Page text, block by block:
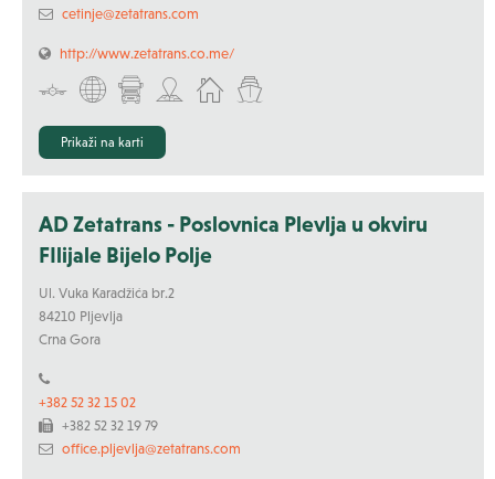
cetinje@zetatrans.com
http://www.zetatrans.co.me/
Prikaži na karti
AD Zetatrans - Poslovnica Plevlja u okviru
FIlijale Bijelo Polje
Ul. Vuka Karadžića br.2
84210 Pljevlja
Crna Gora
+382 52 32 15 02
+382 52 32 19 79
office.pljevlja@zetatrans.com